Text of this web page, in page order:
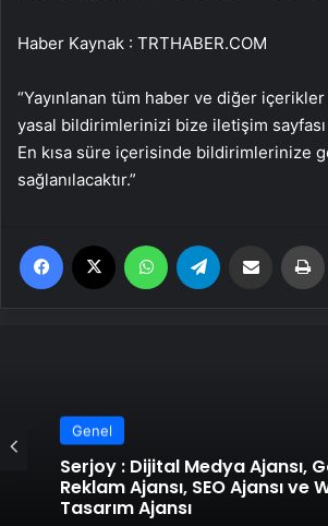
Haber Kaynak : TRTHABER.COM
“Yayınlanan tüm haber ve diğer
yasal bildirimlerinizi bize iletişim
En kısa süre içerisinde bildirimlerinize
sağlanılacaktır.”
Facebook WhatsApp Email'den paylaş
Genel
Serjoy : Dijital Medya Ajansı, Google
Reklam Ajansı, SEO Ajansı ve
Tasarım Ajansı